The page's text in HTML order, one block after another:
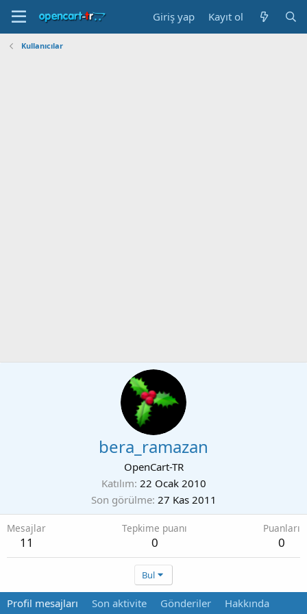
Giriş yap Kayıt ol
Kullanıcılar
bera_ramazan
OpenCart-TR
Katılım 22 Ocak 2010
Son görülme 27 Kas 2011
Mesajlar
11
Tepkime puanı
0
Puanları
0
Bul
Profil mesajları Son aktivite Gönderiler Hakkında